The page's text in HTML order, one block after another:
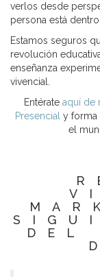
verlos desde
persona está
Estamos seguros
revolución
enseñanza
vivencial.
Entérateaquí de
Presencial y forma
el
DEL